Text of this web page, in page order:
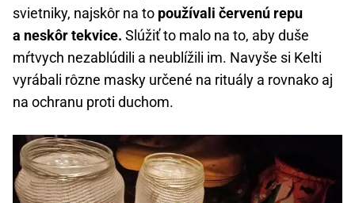
svietniky, najskôr na to používali červenú repu
a neskôr tekvice. Slúžiť to malo na to, aby duše
mŕtvych nezablúdili a neublížili im. Navyše si Kelti
vyrábali rôzne masky určené na rituály a rovnako aj
na ochranu proti duchom.